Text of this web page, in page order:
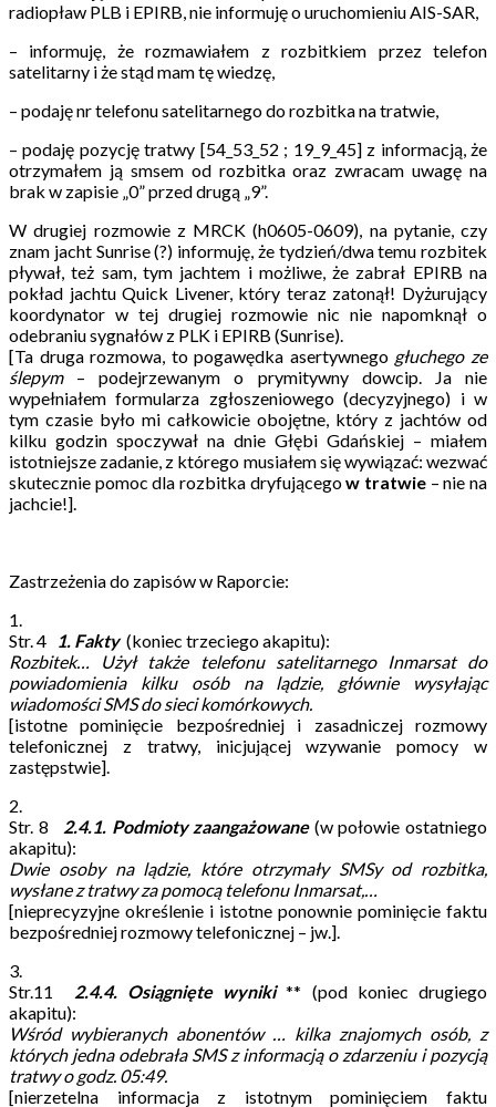
radiopław PLB i EPIRB, nie informuję o uruchomieniu AIS-SAR,
– informuję, że rozmawiałem z rozbitkiem przez telefon
satelitarny i że stąd mam tę wiedzę,
– podaję nr telefonu satelitarnego do rozbitka na tratwie,
– podaję pozycję tratwy [54_53_52 ; 19_9_45] z informacją, że
otrzymałem ją smsem od rozbitka oraz zwracam uwagę na
brak w zapisie „0” przed drugą „9”.
W drugiej rozmowie z MRCK (h0605-0609), na pytanie, czy
znam jacht Sunrise (?) informuję, że tydzień/dwa temu rozbitek
pływał, też sam, tym jachtem i możliwe, że zabrał EPIRB na
pokład jachtu Quick Livener, który teraz zatonął! Dyżurujący
koordynator w tej drugiej rozmowie nic nie napomknął o
odebraniu sygnałów z PLK i EPIRB (Sunrise).
[Ta druga rozmowa, to pogawędka asertywnego głuchego ze
ślepym– podejrzewanym o prymitywny dowcip. Ja nie
wypełniałem formularza zgłoszeniowego (decyzyjnego) i w
tym czasie było mi całkowicie obojętne, który z jachtów od
kilku godzin spoczywał na dnie Głębi Gdańskiej – miałem
istotniejsze zadanie, z którego musiałem się wywiązać: wezwać
skutecznie pomoc dla rozbitka dryfującegow tratwie – nie na
jachcie!].
Zastrzeżenia do zapisów w Raporcie:
1.
Str. 4 1. Fakty(koniec trzeciego akapitu):
Rozbitek… Użył także telefonu satelitarnego Inmarsat do
powiadomienia kilku osób na lądzie, głównie wysyłając
wiadomości SMS do sieci komórkowych.
[istotne pominięcie bezpośredniej i zasadniczej rozmowy
telefonicznej z tratwy, inicjującejwzywanie pomocy w
zastępstwie].
2.
Str. 8 2.4.1. Podmioty zaangażowane(w połowie ostatniego
akapitu):
Dwie osoby na lądzie, które otrzymały SMSy od rozbitka,
wysłane z tratwy za pomocą telefonu Inmarsat,…
[nieprecyzyjne określenie i istotne ponownie pominięcie faktu
bezpośredniej rozmowy telefonicznej – jw.].
3.
Str.11 2.4.4. Osiągnięte wyniki** (pod koniec drugiego
akapitu):
Wśród wybieranych abonentów … kilka znajomych osób, z
których jedna odebrała SMS z informacją o zdarzeniu i pozycją
tratwy o godz. 05:49.
[nierzetelna informacja z istotnym pominięciem faktu